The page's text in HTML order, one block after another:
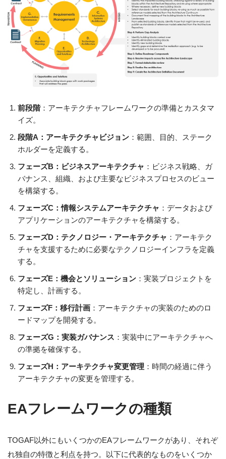
前段階：アーキテクチャフレームワークの準備とカスタマ
イズ。
段階A：アーキテクチャビジョン ：範囲、目的、ステーク
ホルダーを定義する。
フェーズB：ビジネスアーキテクチャ ：ビジネス戦略、ガ
バナンス、組織、および主要なビジネスプロセスのビュー
を構築する。
フェーズC：情報システムアーキテクチャ ：データおよび
アプリケーションのアーキテクチャを構築する。
フェーズD：テクノロジー・アーキテクチャ ：アーキテク
チャを支援するために必要なテクノロジーインフラを定義
する。
フェーズE：機会とソリューション ：実装プロジェクトを
特定し、計画する。
フェーズF：移行計画 ：アーキテクチャの実装のためのロ
ードマップを開発する。
フェーズG：実装ガバナンス ：実装中にアーキテクチャへ
の準拠を確保する。
フェーズH：アーキテクチャ変更管理 ：時間の経過に伴う
アーキテクチャの変更を管理する。
EAフレームワークの種類
TOGAF以外にもいくつかのEAフレームワークがあり、それぞ
れ独自の特徴と利点を持つ。以下に代表的なものをいくつか